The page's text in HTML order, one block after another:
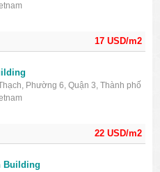
17 USD/m2
22 USD/m2
Phường 6, Quận 3, Thành phố
Building